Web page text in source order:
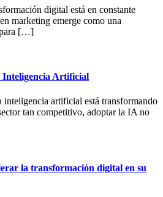
digital está en constante
marketing emerge como una
para […]
Inteligencia Artificial
inteligencia artificial está transformando
tan competitivo, adoptar la IA no
la transformación digital en su